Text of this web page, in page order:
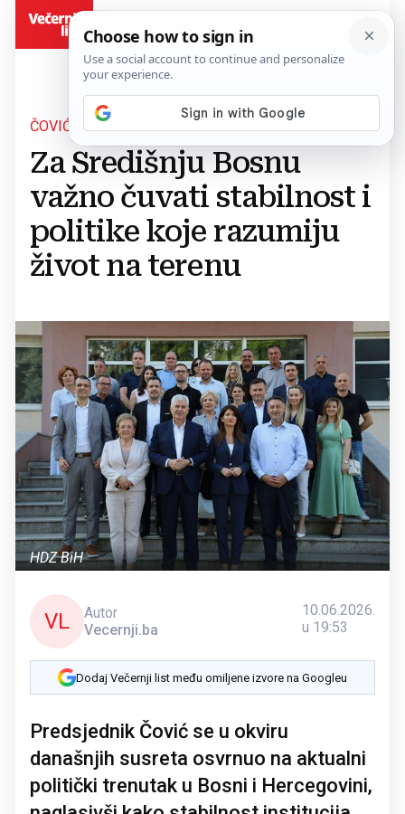
ČOVIĆ I FILIPOVIĆ U VITEZU
Za Središnju Bosnu
važno čuvati stabilnost i
politike koje razumiju
život na terenu
HDZ BiH
VL
Autor
Vecernji.ba
10.06.2026.
u 19:53
Dodaj Večernji list među omiljene izvore na Googleu
Predsjednik Čović se u okviru
današnjih susreta osvrnuo na aktualni
politički trenutak u Bosni i Hercegovini,